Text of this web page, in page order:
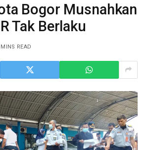
Bogor Musnahkan
Tak Berlaku
MINS READ